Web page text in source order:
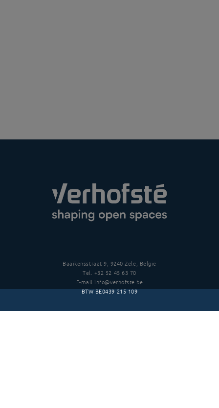
Baaikensstraat 9, 9240 Zele, België
Tel. +32 52 45 63 70
E-mail info@verhofste.be
BTWBE0439 215 109